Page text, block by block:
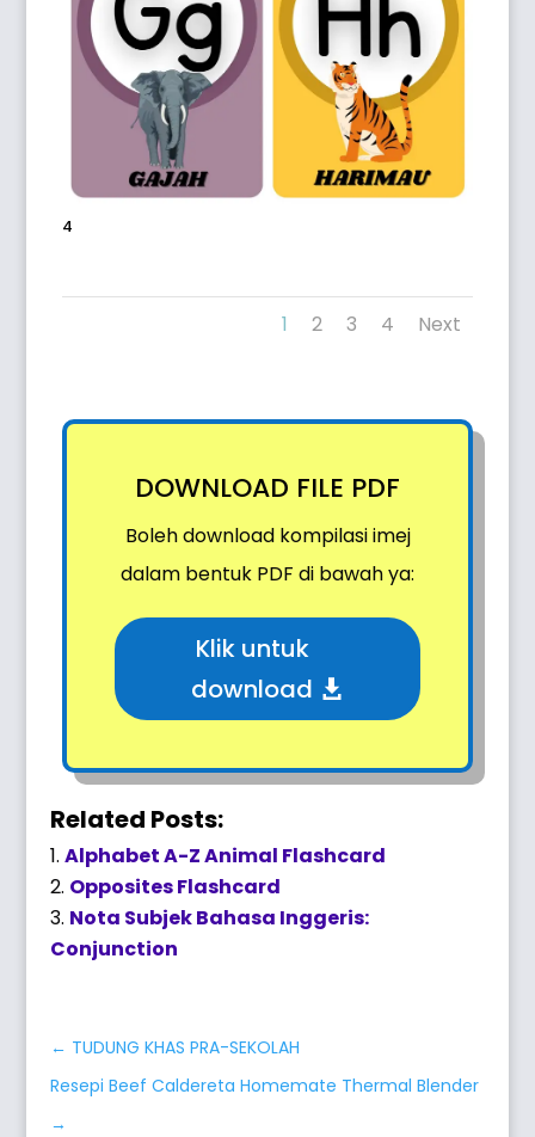
4
1 2 3 4 Next
DOWNLOAD FILE PDF
Boleh download kompilasi imej
dalam bentuk PDF di bawah ya:
Klik untuk
download
Related Posts:
Alphabet A-Z Animal Flashcard
Opposites Flashcard
Nota Subjek Bahasa Inggeris:
Conjunction
← TUDUNG KHAS PRA-SEKOLAH
Resepi Beef Caldereta Homemate Thermal Blender
→